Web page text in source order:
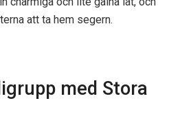
att ta hem segern.
med Stora